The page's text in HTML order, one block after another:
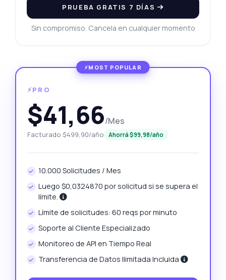
PRUEBA GRATIS 7 DÍAS
Sin compromiso. Cancela en cualquier momento
⚡PRO
$41,66/Mes
Facturado $499,90/año Ahorrá $99,98/año
10.000 Solicitudes / Mes
Luego $0,0324870 por solicitud si se supera el
límite.
Límite de solicitudes: 60 reqs por minuto
Soporte al Cliente Especializado
Monitoreo de API en Tiempo Real
Transferencia de Datos Ilimitada Incluida